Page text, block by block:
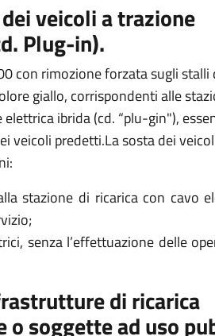
veicoli a trazione
Plug-in).
con rimozione forzata sugli stalli
giallo, corrispondenti alle
ibrida (cd. “plu-gin"),
veicoli predetti.La sosta dei
stazione di ricarica con cavo
senza l’effettuazione delle
di ricarica
soggette ad uso